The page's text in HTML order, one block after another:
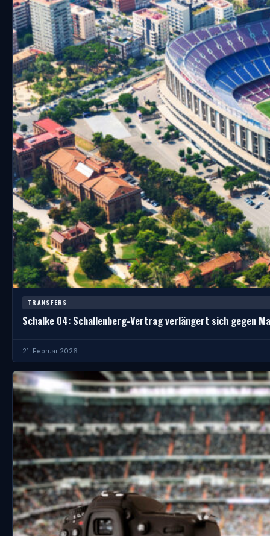
TRANSFERS
Schalke 04: Schallenberg-Vertrag verlängert sich gegen
21. Februar 2026